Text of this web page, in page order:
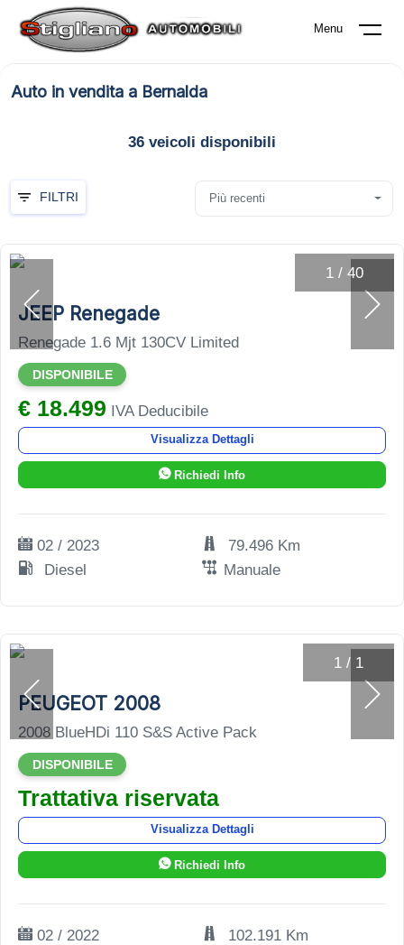
Menu
Auto in vendita a Bernalda
36 veicoli disponibili
Più recenti
FILTRI
1 / 40
JEEP Renegade
Renegade 1.6 Mjt 130CV Limited
DISPONIBILE
€ 18.499 IVA Deducibile
Visualizza Dettagli
Richiedi Info
02 / 2023
79.496 Km
Diesel
Manuale
1 / 1
PEUGEOT 2008
2008 BlueHDi 110 S&S Active Pack
DISPONIBILE
Trattativa riservata
Visualizza Dettagli
Richiedi Info
02 / 2022
102.191 Km